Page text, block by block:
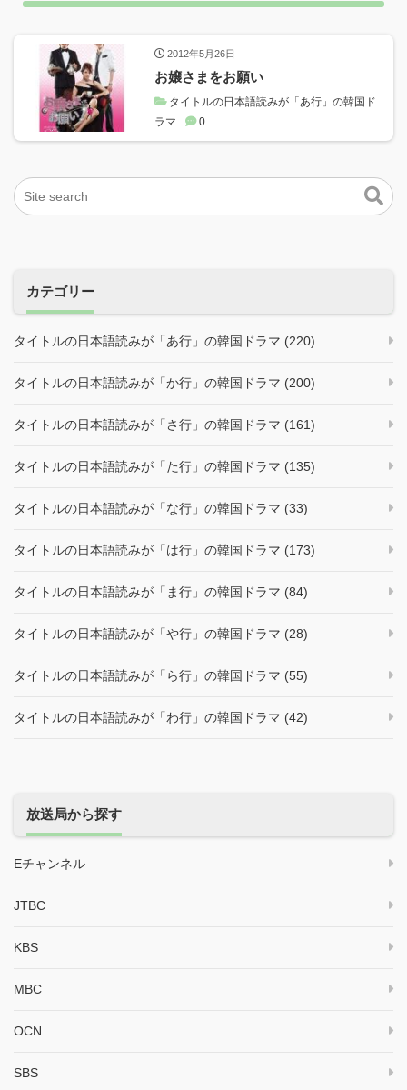
2012年5月26日
お嬢さまをお願い
タイトルの日本語読みが「あ行」の韓国ド
ラマ
0
カテゴリー
タイトルの日本語読みが「あ行」の韓国ドラマ (220)
タイトルの日本語読みが「か行」の韓国ドラマ (200)
タイトルの日本語読みが「さ行」の韓国ドラマ (161)
タイトルの日本語読みが「た行」の韓国ドラマ (135)
タイトルの日本語読みが「な行」の韓国ドラマ (33)
タイトルの日本語読みが「は行」の韓国ドラマ (173)
タイトルの日本語読みが「ま行」の韓国ドラマ (84)
タイトルの日本語読みが「や行」の韓国ドラマ (28)
タイトルの日本語読みが「ら行」の韓国ドラマ (55)
タイトルの日本語読みが「わ行」の韓国ドラマ (42)
放送局から探す
Eチャンネル
JTBC
KBS
MBC
OCN
SBS